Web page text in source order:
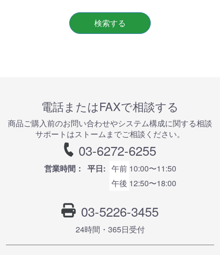
検索する
電話またはFAXで相談する
商品ご購⼊前のお問い合わせやシステム構成に関する相談
サポートはストームまでご相談ください。
03-6272-6255
営業時間： 平日: 午前 10:00〜11:50
午後 12:50〜18:00
03-5226-3455
24時間・365⽇受付